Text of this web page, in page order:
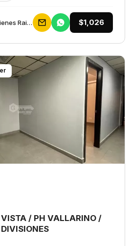
Galceb Group Bienes Raices $1,026
/ PH VALLARINO /